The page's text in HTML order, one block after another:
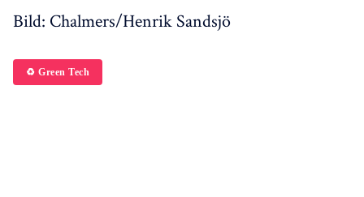
Bild: Chalmers/Henrik Sandsjö
♻️ Green Tech